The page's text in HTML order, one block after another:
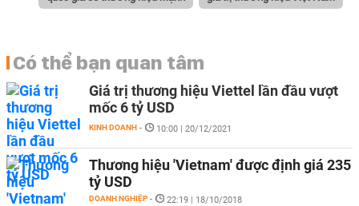
Có thể bạn quan tâm
Giá trị thương hiệu Viettel lần đầu vượt
mốc 6 tỷ USD
KINH DOANH - 10:00 | 20/12/2021
Thương hiệu 'Vietnam' được định giá 235
tỷ USD
DOANH NGHIỆP - 22:19 | 18/10/2018